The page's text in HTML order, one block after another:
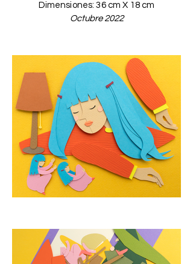
Dimensiones: 36 cmX 18 cm
Octubre 2022